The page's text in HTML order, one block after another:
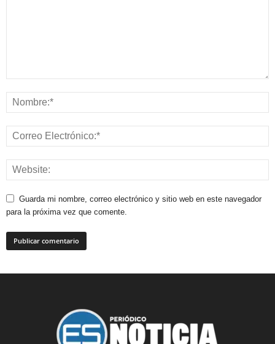
Guarda mi nombre, correo electrónico y sitio web en este navegador
para la próxima vez que comente.